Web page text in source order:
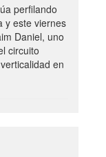
perfilando
y este viernes
Daniel, uno
circuito
en